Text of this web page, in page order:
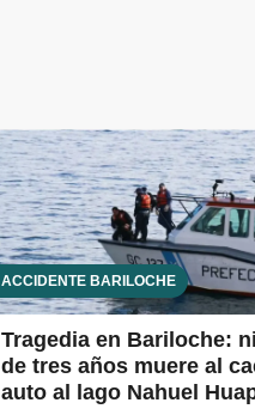
ACCIDENTE BARILOCHE
Tragedia en Bariloche:
de tres años muere al
auto al lago Nahuel